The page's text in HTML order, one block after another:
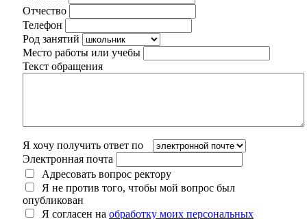
Отчество
Телефон
Род занятий
Место работы или учебы
Текст обращения
Я хочу получить ответ по
Электронная почта
Адресовать вопрос ректору
Я не против того, чтобы мой вопрос был
опубликован
Я согласен на обработку моих персональных